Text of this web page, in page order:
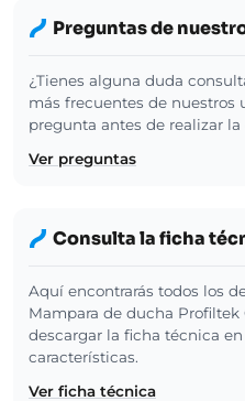
Preguntas de
¿Tienes alguna duda
más frecuentes de nuestros
pregunta antes de realizar
Ver preguntas
Consulta la ficha
Aquí encontrarás todos los
Mampara de ducha Profiltek
descargar la ficha técnica
características.
Ver ficha técnica